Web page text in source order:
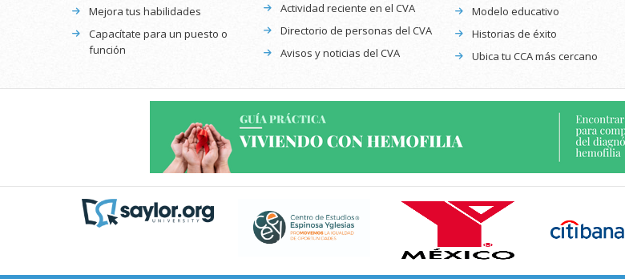
Mejora tus habilidades
Capacítate para un puesto o
función
Actividad reciente en el CVA
Directorio de personas del CVA
Avisos y noticias del CVA
Modelo educativo
Historias de éxito
Ubica tu CCA más cercano